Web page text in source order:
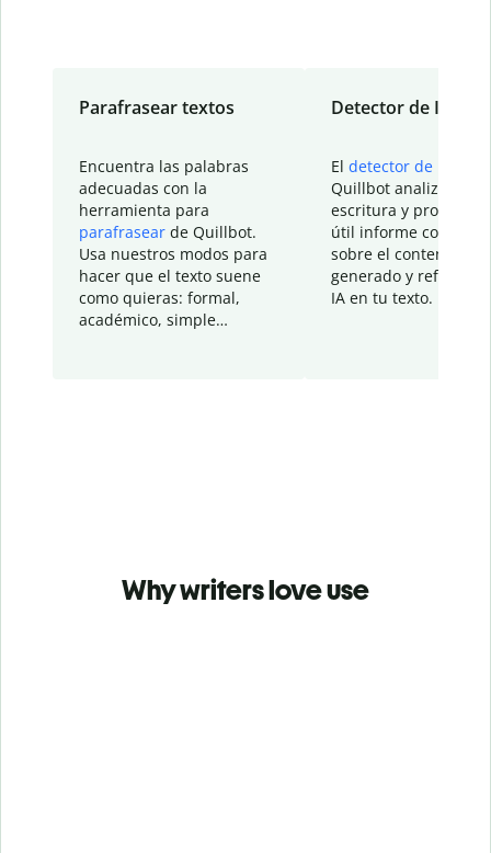
Parafrasear textos
Encuentra las palabras
adecuadas con la
herramienta para
parafrasear de Quillbot.
Usa nuestros modos para
hacer que el texto suene
como quieras: formal,
académico, simple…
Detector de IA
El detector de IA
Quillbot analiza tu
escritura y
útil informe con
sobre el contenido
generado y refinado
IA en tu texto.
Why writers love use